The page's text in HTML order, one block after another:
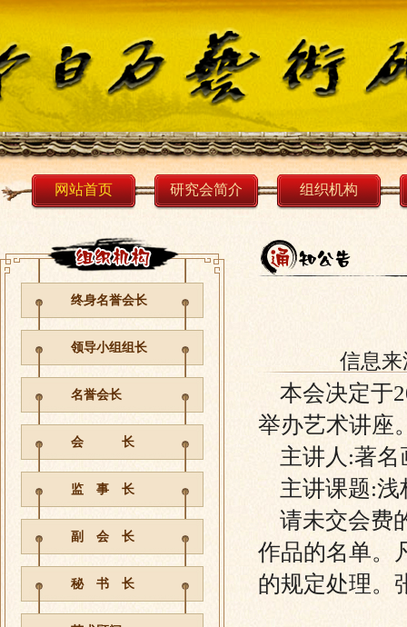
网站首页 研究会简介 组织机构
终身名誉会长
领导小组组长
名誉会长
会 长
监 事 长
副 会 长
秘 书 长
信息
本会决定于
举办艺术讲座
主讲人:著名
主讲课题:浅
请未交会费
作品的名单。
的规定处理。